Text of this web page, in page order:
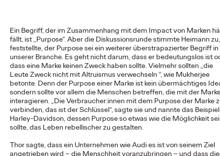
Ein Begriff, der im Zusammenhang mit dem Impact von Marken
fällt, ist „Purpose“. Aber die Diskussionsrunde stimmte Heimann
feststellte, der Purpose sei ein weiterer überstrapazierter Begriff in
unserer Branche. Es geht nicht darum, dass er bedeutungslos ist
dass eine Marke keinen Zweck haben sollte. Vielmehr sollten „die
Leute Zweck nicht mit Altruismus verwechseln “, wie Mukherjee
betonte. Denn der Purpose einer Marke ist kein übermächtiges
sondern sollte vor allem die Menschen betreffen, die mit der
interagieren.„Die Verbraucher:innen mit dem Purpose der Marke
verbinden, das ist der Schlüssel“, sagte sie und nannte das
Harley-Davidson, dessen Purpose so etwas wie die Möglichkeit
sollte, das Leben rebellischer zu gestalten.
Thor sagte, dass ein Unternehmen wie Audi es ist von seinem Ziel
angetrieben wird – die Menschheit voranzubringen – und dass
More→
NEWS
Ogilvy Group
Germany launcht erste
Kampagne für o.b.®
und entstaubt eine